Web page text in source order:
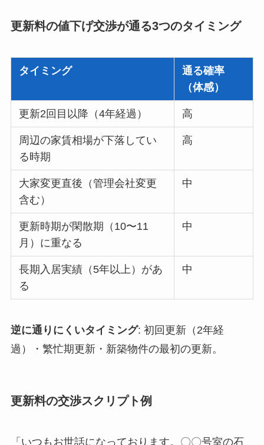
更新料の値下げ交渉が通る3つのタイミング
タイミング
通る確率
（体感）
更新2回目以降（4年経過） 高
周辺の家賃相場が下落してい
る時期
高
大家変更直後（管理会社変更
含む）
中
更新時期が閑散期（10〜11
月）に重なる
中
長期入居実績（5年以上）があ
る
中
逆に通りにくいタイミング: 初回更新（2年経
過）・繁忙期更新・新築物件の最初の更新。
更新料の交渉スクリプト例
「いつもお世話になっております。〇〇号室の石